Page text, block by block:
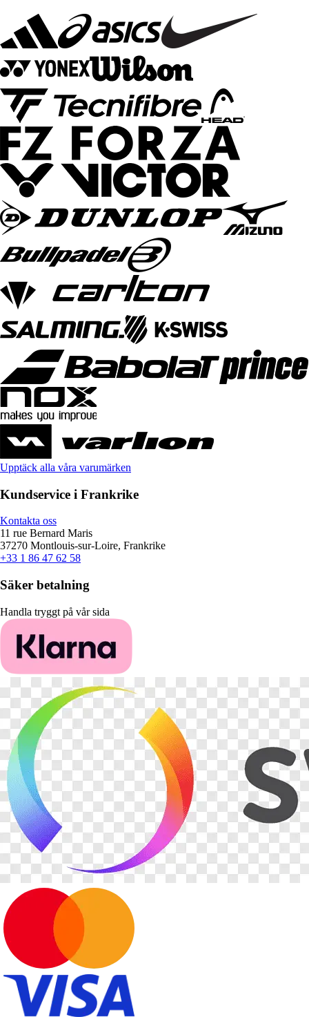
Upptäck alla våra varumärken
Kundservice i Frankrike
Kontakta oss
11 rue Bernard Maris
37270 Montlouis-sur-Loire, Frankrike
+33 1 86 47 62 58
Säker betalning
Handla tryggt på vår sida